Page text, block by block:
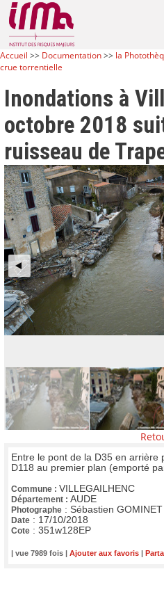
Accueil >> Documentation>> la
crue torrentielle
Inondations à
octobre 2018
ruisseau de
Entre le pont de la D35 en arrière
D118 au premier plan (emporté
Commune : VILLEGAILHENC
Département : AUDE
Photographe : Sébastien
Date : 17/10/2018
Cote : 351w128EP
| vue 7989 fois | Ajouter aux favoris